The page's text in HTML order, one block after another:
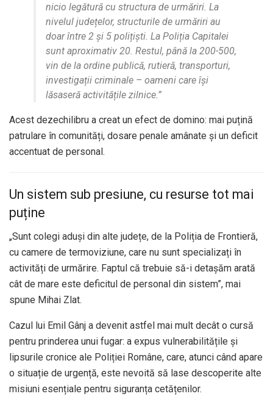
nicio legătură cu structura de urmăriri. La
nivelul județelor, structurile de urmăriri au
doar între 2 și 5 polițiști. La Poliția Capitalei
sunt aproximativ 20. Restul, până la 200-500,
vin de la ordine publică, rutieră, transporturi,
investigații criminale – oameni care își
lăsaseră activitățile zilnice.”
Acest dezechilibru a creat un efect de domino: mai puțină
patrulare în comunități, dosare penale amânate și un deficit
accentuat de personal.
Un sistem sub presiune, cu resurse tot mai
puține
„Sunt colegi aduși din alte județe, de la Poliția de Frontieră,
cu camere de termoviziune, care nu sunt specializați în
activități de urmărire. Faptul că trebuie să-i detașăm arată
cât de mare este deficitul de personal din sistem”, mai
spune Mihai Zlat.
Cazul lui Emil Gânj a devenit astfel mai mult decât o cursă
pentru prinderea unui fugar: a expus vulnerabilitățile și
lipsurile cronice ale Poliției Române, care, atunci când apare
o situație de urgență, este nevoită să lase descoperite alte
misiuni esențiale pentru siguranța cetățenilor.